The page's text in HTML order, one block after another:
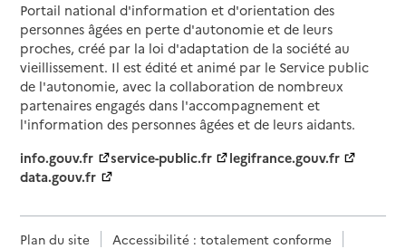
Portail national d'information et d'orientation des
personnes âgées en perte d'autonomie et de leurs
proches, créé par la loi d'adaptation de la société au
vieillissement. Il est édité et animé par le Service public
de l'autonomie, avec la collaboration de nombreux
partenaires engagés dans l'accompagnement et
l'information des personnes âgées et de leurs aidants.
info.gouv.fr
service-public.fr
legifrance.gouv.fr
data.gouv.fr
Plan du site
Accessibilité : totalement conforme